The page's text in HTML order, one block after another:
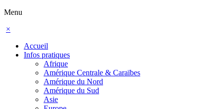
Menu
×
Accueil
Infos pratiques
Afrique
Amérique Centrale & Caraïbes
Amérique du Nord
Amérique du Sud
Asie